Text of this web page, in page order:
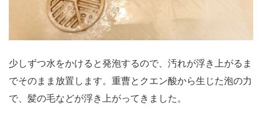
少しずつ水をかけると発泡するので、汚れが浮き上がるま
でそのまま放置します。重曹とクエン酸から生じた泡の力
で、髪の毛などが浮き上がってきました。